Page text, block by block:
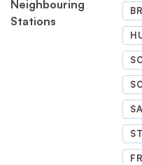
Neighbouring
Stations